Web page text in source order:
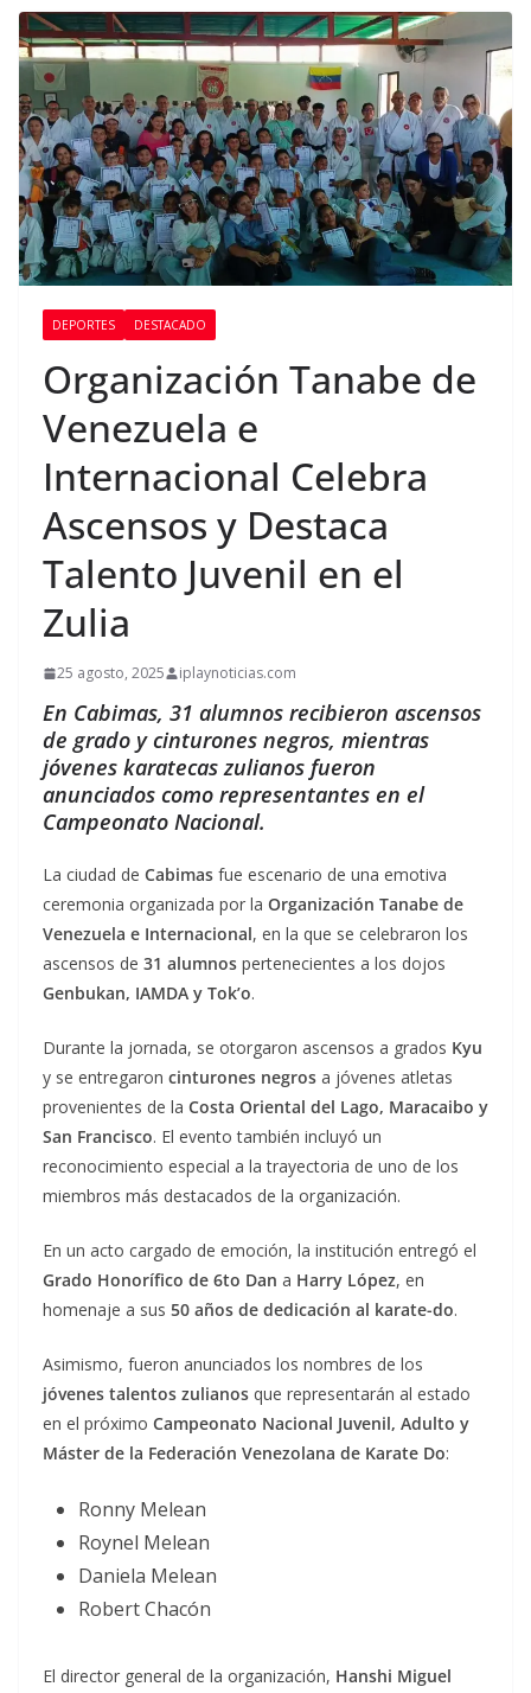
DEPORTES DESTACADO
Organización Tanabe de
Venezuela e
Internacional Celebra
Ascensos y Destaca
Talento Juvenil en el
Zulia
25 agosto, 2025 iplaynoticias.com
En Cabimas, 31 alumnos recibieron ascensos
de grado y cinturones negros, mientras
jóvenes karatecas zulianos fueron
anunciados como representantes en el
Campeonato Nacional.
La ciudad de Cabimas fue escenario de una emotiva
ceremonia organizada por la Organización Tanabe de
Venezuela e Internacional, en la que se celebraron los
ascensos de 31 alumnos pertenecientes a los dojos
Genbukan, IAMDA y Tok’o.
Durante la jornada, se otorgaron ascensos a grados Kyu
y se entregaron cinturones negros a jóvenes atletas
provenientes de la Costa Oriental del Lago, Maracaibo y
San Francisco. El evento también incluyó un
reconocimiento especial a la trayectoria de uno de los
miembros más destacados de la organización.
En un acto cargado de emoción, la institución entregó el
Grado Honorífico de 6to Dan a Harry López, en
homenaje a sus 50 años de dedicación al karate-do.
Asimismo, fueron anunciados los nombres de los
jóvenes talentos zulianos que representarán al estado
en el próximo Campeonato Nacional Juvenil, Adulto y
Máster de la Federación Venezolana de Karate Do:
Ronny Melean
Roynel Melean
Daniela Melean
Robert Chacón
El director general de la organización, Hanshi Miguel